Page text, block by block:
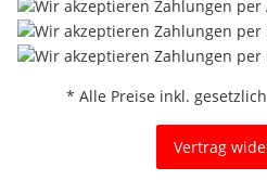
* Alle Preise inkl.
Vertrag